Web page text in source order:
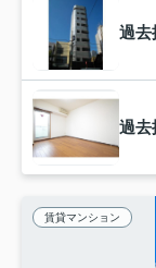
過去
過去
賃貸マンション